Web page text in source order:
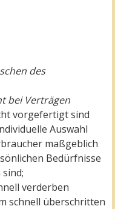
des
bei Verträgen
vorgefertigt sind
Auswahl
maßgeblich
Bedürfnisse
verderben
schnell überschritten